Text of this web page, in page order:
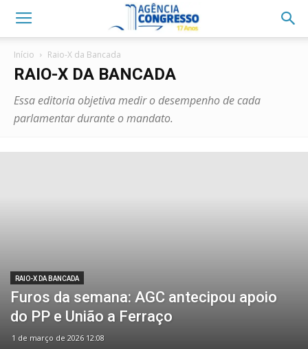
Início Raio-X da Bancada
RAIO-X DA BANCADA
Essa editoria objetiva medir o desempenho de cada
parlamentar durante o mandato.
RAIO-X DA BANCADA
Furos da semana: AGC antecipou apoio
do PP e União a Ferraço
1 de março de 2026 12:08